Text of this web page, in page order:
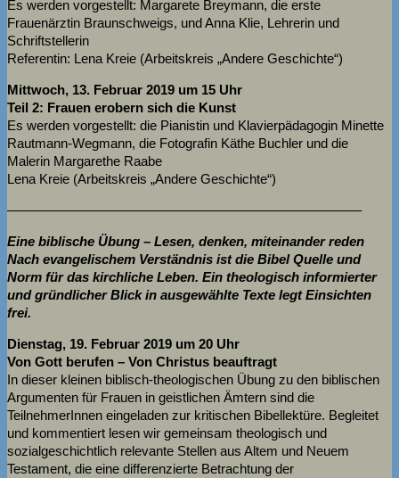
Es werden vorgestellt: Margarete Breymann, die erste
Frauenärztin Braunschweigs, und Anna Klie, Lehrerin und
Schriftstellerin
Referentin: Lena Kreie (Arbeitskreis „Andere Geschichte“)
Mittwoch, 13. Februar 2019 um 15 Uhr
Teil 2: Frauen erobern sich die Kunst
Es werden vorgestellt: die Pianistin und Klavierpädagogin Minette
Rautmann-Wegmann, die Fotografin Käthe Buchler und die
Malerin Margarethe Raabe
Lena Kreie (Arbeitskreis „Andere Geschichte“)
——————————————————————————–
Eine biblische Übung – Lesen, denken, miteinander reden
Nach evangelischem Verständnis ist die Bibel Quelle und
Norm für das kirchliche Leben. Ein theologisch informierter
und gründlicher Blick in ausgewählte Texte legt Einsichten
frei.
Dienstag, 19. Februar 2019 um 20 Uhr
Von Gott berufen – Von Christus beauftragt
In dieser kleinen biblisch-theologischen Übung zu den biblischen
Argumenten für Frauen in geistlichen Ämtern sind die
TeilnehmerInnen eingeladen zur kritischen Bibellektüre. Begleitet
und kommentiert lesen wir gemeinsam theologisch und
sozialgeschichtlich relevante Stellen aus Altem und Neuem
Testament, die eine differenzierte Betrachtung der